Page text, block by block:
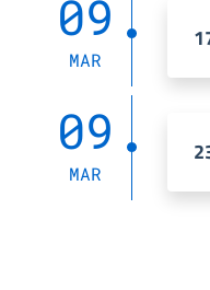
09
MAR
09
MAR